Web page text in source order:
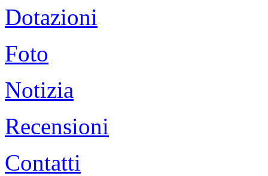
Dotazioni
Foto
Notizia
Recensioni
Contatti